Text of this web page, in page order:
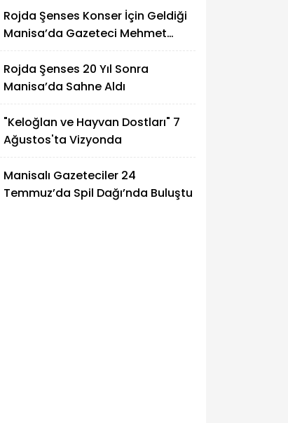
Rojda Şenses Konser İçin Geldiği
Manisa’da Gazeteci Mehmet
Rojda Şenses 20 Yıl Sonra
Manisa’da Sahne Aldı
"Keloğlan ve Hayvan Dostları" 7
Ağustos'ta Vizyonda
Manisalı Gazeteciler 24
Temmuz’da Spil Dağı’nda Buluştu